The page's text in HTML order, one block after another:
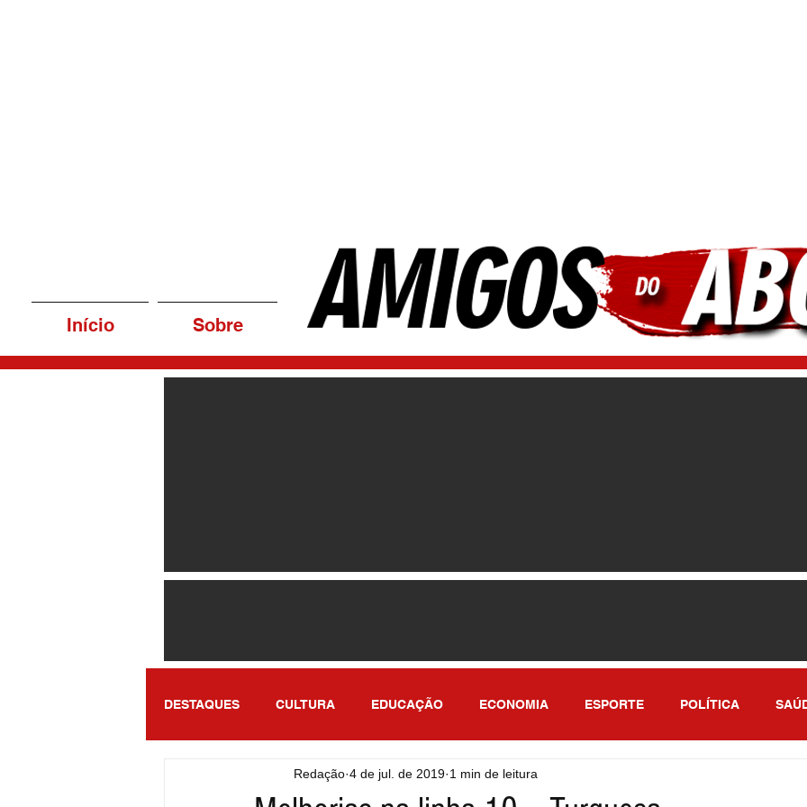
Início Sobre
DESTAQUES CULTURA EDUCAÇÃO ECONOMIA ESPORTE POLÍTICA
ENTRETENIMENTO SÃO PAULO
Redação 4 de jul. de 2019 1 min de leitura